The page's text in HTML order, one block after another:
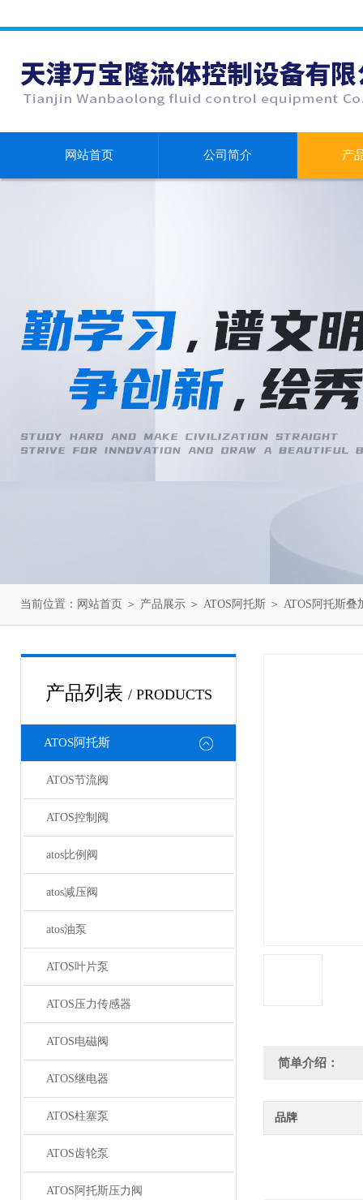
网站首页 公司简介 产
当前位置： 网站首页 ＞ 产品展示 ＞ ATOS阿托斯 ＞ ATOS阿托斯叠
产品列表 / PRODUCTS
ATOS阿托斯
ATOS节流阀
ATOS控制阀
atos比例阀
atos减压阀
atos油泵
ATOS叶片泵
ATOS压力传感器
ATOS电磁阀
ATOS继电器
ATOS柱塞泵
ATOS齿轮泵
ATOS阿托斯压力阀
简单介绍：
品牌